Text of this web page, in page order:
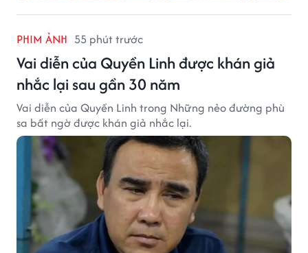
PHIM ẢNH 55 phút trước
Vai diễn của Quyền Linh được khán giả
nhắc lại sau gần 30 năm
Vai diễn của Quyền Linh trong Những nẻo đường phù
sa bất ngờ được khán giả nhắc lại.